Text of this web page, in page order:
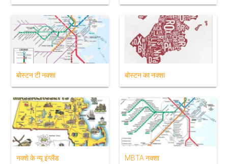
बोस्टन टी नक्शा बोस्टन का नक्शा
नक्शे के न्यू इंग्लैंड MBTA नक्शा